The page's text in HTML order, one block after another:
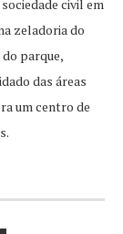
civil em
zeladoria do
parque,
das áreas
um centro de